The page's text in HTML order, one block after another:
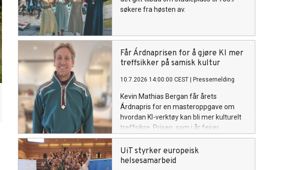
søkere fra høsten av.
Får Árdnaprisen for å gjøre KI mer
treffsikker på samisk kultur
10.7.2026 14:00:00 CEST Pressemelding
Kevin Mathias Bergan får årets
Árdnapris for en masteroppgave om
hvordan KI-verktøy kan bli mer kulturelt
treffsikre. Prisen, som i år feirer
tiårsjubileum, deles ut under Riddu
Riđđu-festivalen.
UiT styrker europeisk
helsesamarbeid